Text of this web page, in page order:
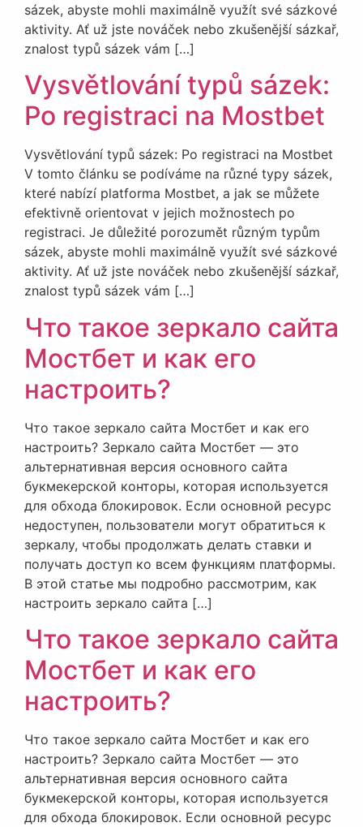
sázek, abyste mohli maximálně využít své sázkové
aktivity. Ať už jste nováček nebo zkušenější sázkař,
znalost typů sázek vám […]
Vysvětlování typů sázek:
Po registraci na Mostbet
Vysvětlování typů sázek: Po registraci na Mostbet
V tomto článku se podíváme na různé typy sázek,
které nabízí platforma Mostbet, a jak se můžete
efektivně orientovat v jejich možnostech po
registraci. Je důležité porozumět různým typům
sázek, abyste mohli maximálně využít své sázkové
aktivity. Ať už jste nováček nebo zkušenější sázkař,
znalost typů sázek vám […]
Что такое зеркало сайта
Мостбет и как его
настроить?
Что такое зеркало сайта Мостбет и как его
настроить? Зеркало сайта Мостбет — это
альтернативная версия основного сайта
букмекерской конторы, которая используется
для обхода блокировок. Если основной ресурс
недоступен, пользователи могут обратиться к
зеркалу, чтобы продолжать делать ставки и
получать доступ ко всем функциям платформы.
В этой статье мы подробно рассмотрим, как
настроить зеркало сайта […]
Что такое зеркало сайта
Мостбет и как его
настроить?
Что такое зеркало сайта Мостбет и как его
настроить? Зеркало сайта Мостбет — это
альтернативная версия основного сайта
букмекерской конторы, которая используется
для обхода блокировок. Если основной ресурс